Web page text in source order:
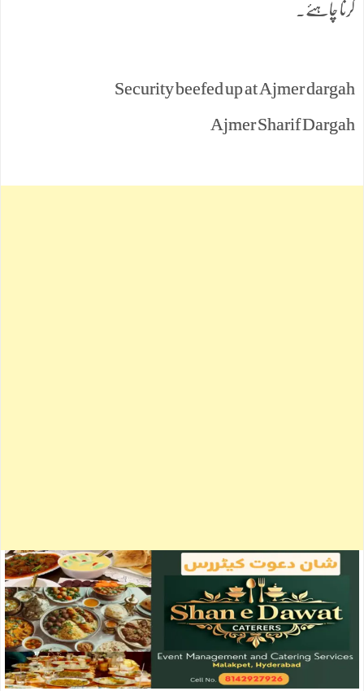
کرنا چاہئے۔
Security beefed up at Ajmer dargah
Ajmer Sharif Dargah